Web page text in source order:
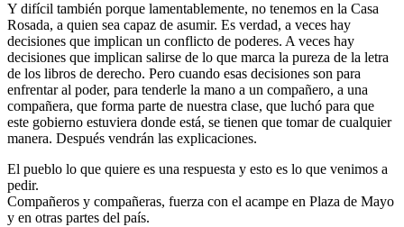
Y difícil también porque lamentablemente, no tenemos en la Casa
Rosada, a quien sea capaz de asumir. Es verdad, a veces hay
decisiones que implican un conflicto de poderes. A veces hay
decisiones que implican salirse de lo que marca la pureza de la letra
de los libros de derecho. Pero cuando esas decisiones son para
enfrentar al poder, para tenderle la mano a un compañero, a una
compañera, que forma parte de nuestra clase, que luchó para que
este gobierno estuviera donde está, se tienen que tomar de cualquier
manera. Después vendrán las explicaciones.
El pueblo lo que quiere es una respuesta y esto es lo que venimos a
pedir.
Compañeros y compañeras, fuerza con el acampe en Plaza de Mayo
y en otras partes del país.